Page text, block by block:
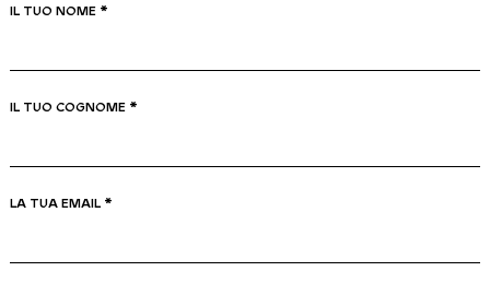
IL TUO NOME *
IL TUO COGNOME *
LA TUA EMAIL *